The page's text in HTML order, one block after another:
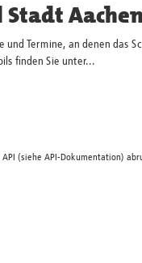
Aachen
und Termine, an denen das
finden Sie unter...
API (siehe API-Dokumentation)